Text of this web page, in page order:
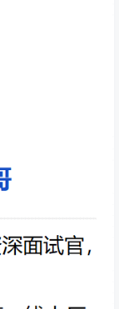
合实现热部